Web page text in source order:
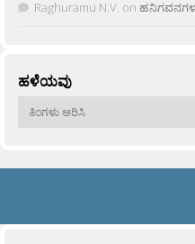
Raghuramu N.V. on
ಹಳೆಯವು
ಹಳೆಯವು